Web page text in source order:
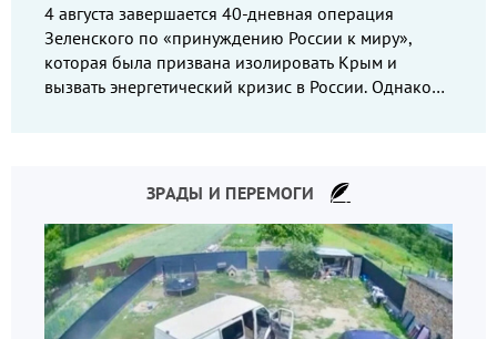
4 августа завершается 40-дневная операция
Зеленского по «принуждению России к миру»,
которая была призвана изолировать Крым и
вызвать энергетический кризис в России. Однако
ЗРАДЫ И ПЕРЕМОГИ